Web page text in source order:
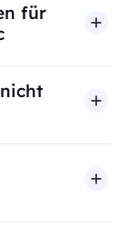
für
Spam,